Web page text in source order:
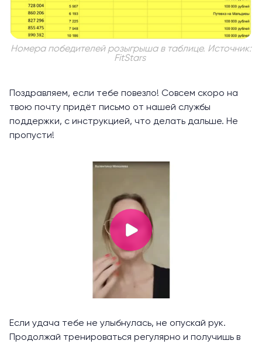
Номера победителей розыгрыша в таблице. Источник:
FitStars
Поздравляем, если тебе повезло! Совсем скоро на
твою почту придёт письмо от нашей службы
поддержки, с инструкцией, что делать дальше. Не
пропусти!
Если удача тебе не улыбнулась, не опускай рук.
Продолжай тренироваться регулярно и получишь в